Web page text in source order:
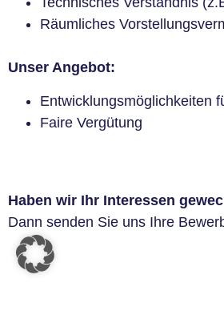
Räumliches
Unser Angebot:
Entwicklungsmöglichkeiten
Faire Vergütung
Haben wir Ihr Interessen
Dann senden Sie uns Ihre